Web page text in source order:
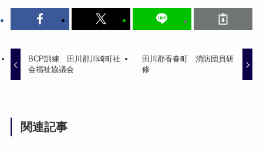
BCP訓練 田川郡川崎町社
会福祉協議会
田川郡香春町 消防団員研
修
関連記事